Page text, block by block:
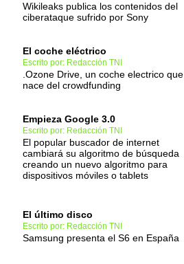
Wikileaks publica los contenidos del
ciberataque sufrido por Sony
El coche eléctrico
Escrito por: Redacción TNI
.Ozone Drive, un coche electrico que
nace del crowdfunding
Empieza Google 3.0
Escrito por: Redacción TNI
El popular buscador de internet
cambiará su algoritmo de búsqueda
creando un nuevo algoritmo para
dispositivos móviles o tablets
El último disco
Escrito por: Redacción TNI
Samsung presenta el S6 en España